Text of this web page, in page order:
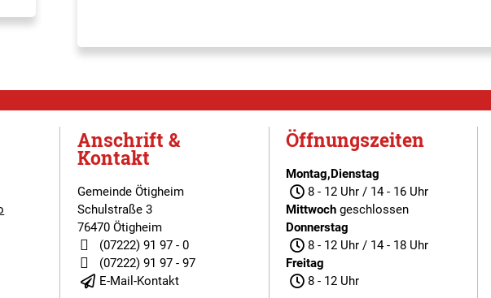
Anschrift &
Kontakt
Gemeinde Ötigheim
Schulstraße 3
76470 Ötigheim
(07222) 91 97 - 0
(07222) 91 97 - 97
E-Mail-Kontakt
Öffnungszeiten
Montag,Dienstag
8 - 12 Uhr / 14 - 16 Uhr
Mittwoch geschlossen
Donnerstag
8 - 12 Uhr / 14 - 18 Uhr
Freitag
8 - 12 Uhr